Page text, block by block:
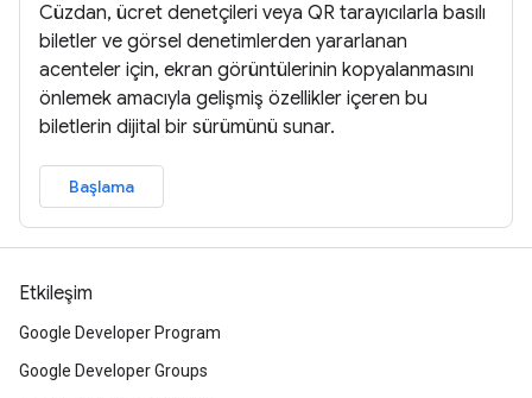
Cüzdan, ücret denetçileri veya QR tarayıcılarla basılı
biletler ve görsel denetimlerden yararlanan
acenteler için, ekran görüntülerinin kopyalanmasını
önlemek amacıyla gelişmiş özellikler içeren bu
biletlerin dijital bir sürümünü sunar.
Başlama
Etkileşim
Google Developer Program
Google Developer Groups